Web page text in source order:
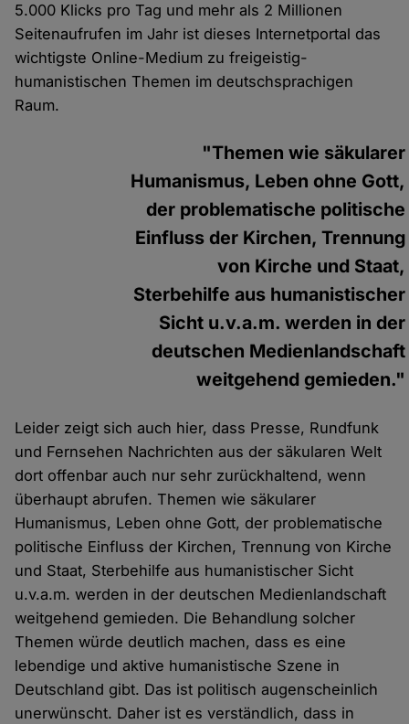
5.000 Klicks pro Tag und mehr als 2 Millionen
Seitenaufrufen im Jahr ist dieses Internetportal das
wichtigste Online-Medium zu freigeistig-
humanistischen Themen im deutschsprachigen
Raum.
"Themen wie säkularer
Humanismus, Leben ohne Gott,
der problematische politische
Einfluss der Kirchen, Trennung
von Kirche und Staat,
Sterbehilfe aus humanistischer
Sicht u.v.a.m. werden in der
deutschen Medienlandschaft
weitgehend gemieden."
Leider zeigt sich auch hier, dass Presse, Rundfunk
und Fernsehen Nachrichten aus der säkularen Welt
dort offenbar auch nur sehr zurückhaltend, wenn
überhaupt abrufen. Themen wie säkularer
Humanismus, Leben ohne Gott, der problematische
politische Einfluss der Kirchen, Trennung von Kirche
und Staat, Sterbehilfe aus humanistischer Sicht
u.v.a.m. werden in der deutschen Medienlandschaft
weitgehend gemieden. Die Behandlung solcher
Themen würde deutlich machen, dass es eine
lebendige und aktive humanistische Szene in
Deutschland gibt. Das ist politisch augenscheinlich
unerwünscht. Daher ist es verständlich, dass in